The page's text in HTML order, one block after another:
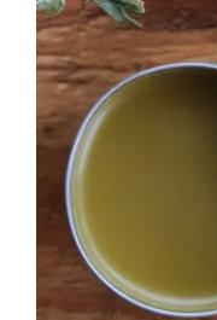
DETAILS